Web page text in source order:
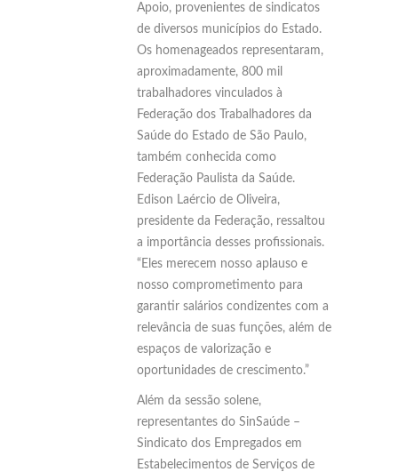
Apoio, provenientes de sindicatos
de diversos municípios do Estado.
Os homenageados representaram,
aproximadamente, 800 mil
trabalhadores vinculados à
Federação dos Trabalhadores da
Saúde do Estado de São Paulo,
também conhecida como
Federação Paulista da Saúde.
Edison Laércio de Oliveira,
presidente da Federação, ressaltou
a importância desses profissionais.
“Eles merecem nosso aplauso e
nosso comprometimento para
garantir salários condizentes com a
relevância de suas funções, além de
espaços de valorização e
oportunidades de crescimento.”
Além da sessão solene,
representantes do SinSaúde –
Sindicato dos Empregados em
Estabelecimentos de Serviços de